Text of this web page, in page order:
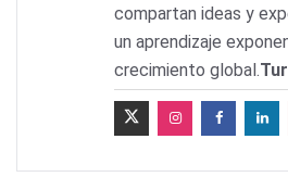
compartan ideas y
un aprendizaje
crecimiento global.